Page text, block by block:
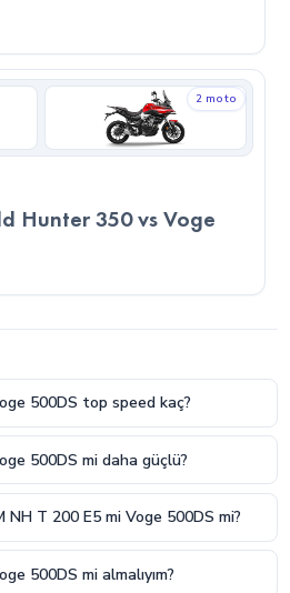
sürücüler veya günlük
için daha mantıklı bir seçenek
sadece teknik verilere değil,
alışkanlıklarınıza ve motosikleti
2 moto
500DS top speed kaç?
500DS mi daha güçlü?
NH T 200 E5 mi Voge 500DS mi?
500DS mi almalıyım?